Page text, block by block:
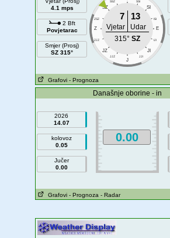
4.1 mps
2 Bft
Povjetarac
Smjer (Prosj)
SZ 315°
SSZ SSI
SZ SI
ZSZ ISI
Z E
ZJZ IJI
JZ JI
JJZ JJI
J
7 13
Vjetar
Udar
315° SZ
Grafovi - Prognoza
Današnje oborine - in
2026
14.07
kolovoz
0.05
Jučer
0.00
0.00
Grafovi - Prognoza - Radar